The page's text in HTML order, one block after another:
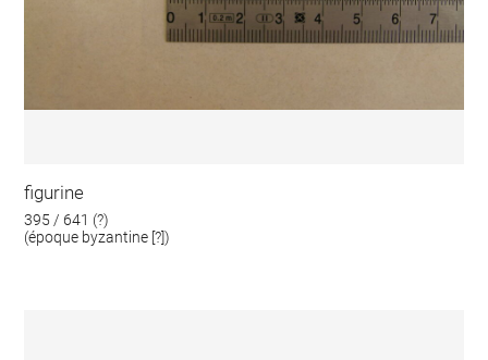
figurine
395 / 641 (?)
(époque byzantine [?])